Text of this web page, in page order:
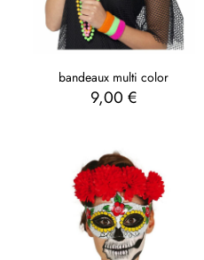
bandeaux multi color
9,00€